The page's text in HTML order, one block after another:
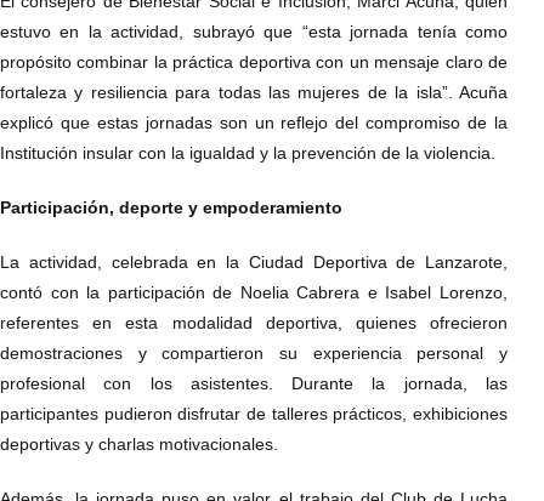
estuvo en la actividad, subrayó que “esta jornada tenía como
propósito combinar la práctica deportiva con un mensaje claro de
fortaleza y resiliencia para todas las mujeres de la isla”. Acuña
explicó que estas jornadas son un reflejo del compromiso de la
Institución insular con la igualdad y la prevención de la violencia.
Participación, deporte y empoderamiento
La actividad, celebrada en la Ciudad Deportiva de Lanzarote,
contó con la participación de Noelia Cabrera e Isabel Lorenzo,
referentes en esta modalidad deportiva, quienes ofrecieron
demostraciones y compartieron su experiencia personal y
profesional con los asistentes. Durante la jornada, las
participantes pudieron disfrutar de talleres prácticos, exhibiciones
deportivas y charlas motivacionales.